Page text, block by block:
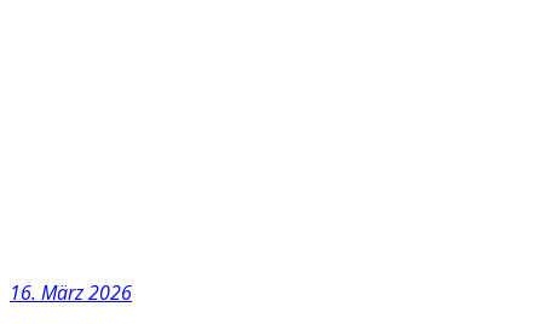
16. März 2026